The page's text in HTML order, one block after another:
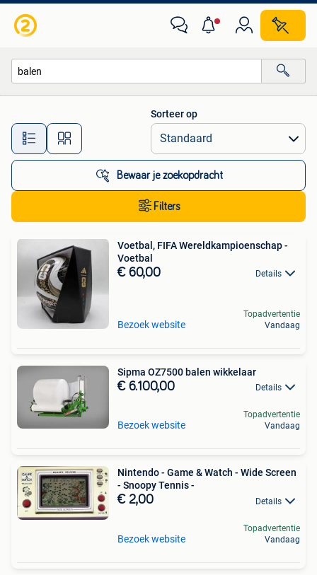
Alle afstanden…
Sorteer op
Bewaar je zoekopdracht
Filters
Voetbal, FIFA Wereldkampioenschap -
Voetbal
€ 60,00 Details
Bezoek website
Topadvertentie
Vandaag
Sipma OZ7500 balen wikkelaar
€ 6.100,00 Details
Bezoek website
Topadvertentie
Vandaag
Nintendo - Game & Watch - Wide Screen
- Snoopy Tennis -
€ 2,00 Details
Bezoek website
Topadvertentie
Vandaag